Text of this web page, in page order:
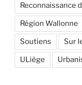
Reconnaissance
Région Wallonne
Soutiens Sur
ULiège